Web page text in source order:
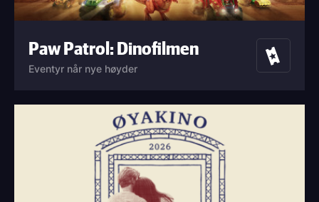
Paw Patrol: Dinofilmen
Eventyr når nye høyder
Billetter